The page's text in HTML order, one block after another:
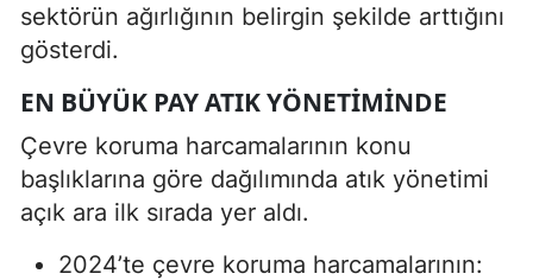
sektörün ağırlığının belirgin şekilde arttığını
gösterdi.
EN BÜYÜK PAY ATIK YÖNETIMINDE
Çevre koruma harcamalarının konu
başlıklarına göre dağılımında atık yönetimi
açık ara ilk sırada yer aldı.
2024’te çevre koruma harcamalarının: